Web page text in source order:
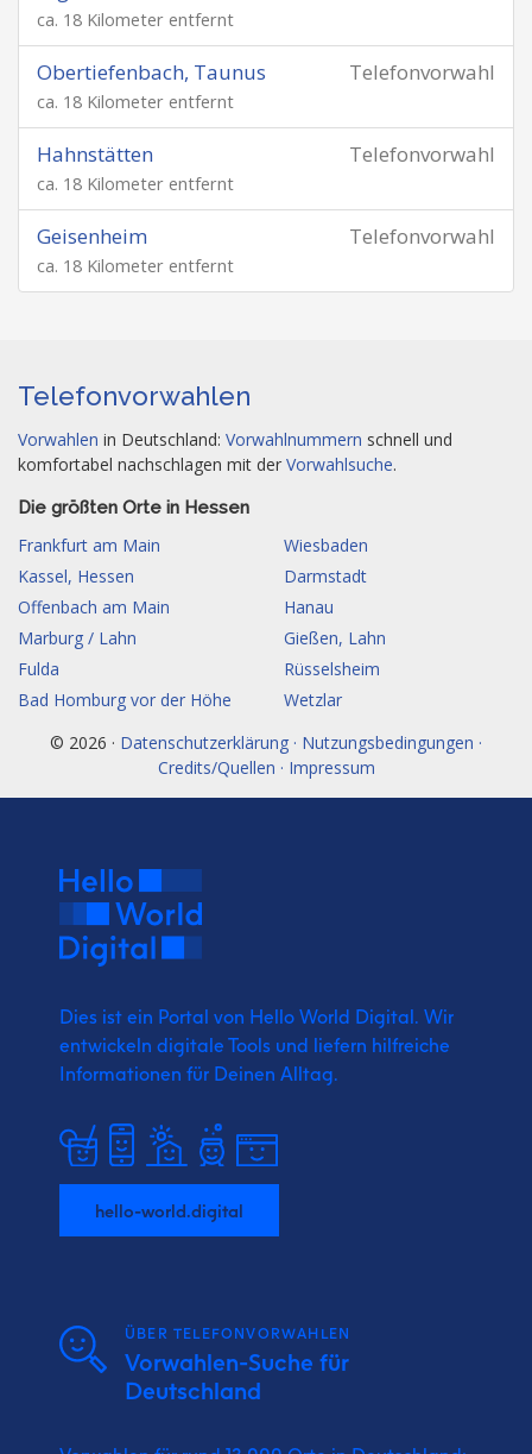
ca. 18 Kilometer entfernt
Telefonvorwahl
Obertiefenbach, Taunus
ca. 18 Kilometer entfernt
Telefonvorwahl
Hahnstätten
ca. 18 Kilometer entfernt
Telefonvorwahl
Geisenheim
ca. 18 Kilometer entfernt
Telefonvorwahlen
Vorwahlen in Deutschland: Vorwahlnummern schnell und
komfortabel nachschlagen mit der Vorwahlsuche.
Die größten Orte in Hessen
Frankfurt am Main
Wiesbaden
Kassel, Hessen
Darmstadt
Offenbach am Main
Hanau
Marburg / Lahn
Gießen, Lahn
Fulda
Rüsselsheim
Bad Homburg vor der Höhe
Wetzlar
© 2026 · Datenschutzerklärung · Nutzungsbedingungen ·
Credits/Quellen · Impressum
Dies ist ein Portal von Hello World Digital. Wir
entwickeln digitale Tools und liefern hilfreiche
Informationen für Deinen Alltag.
hello-world.digital
ÜBER TELEFONVORWAHLEN
Vorwahlen-Suche für
Deutschland